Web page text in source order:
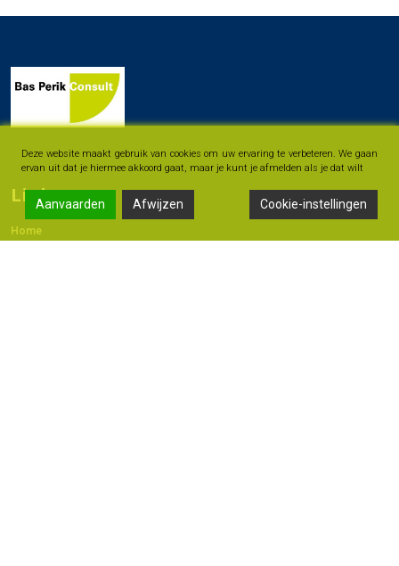
Links
Home
Deze website maakt gebruik van cookies om uw ervaring te verbeteren. We gaan
ervan uit dat je hiermee akkoord gaat, maar je kunt je afmelden als je dat wilt
Aanvaarden Afwijzen Cookie-instellingen